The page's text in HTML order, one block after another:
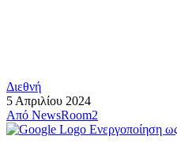
Διεθνή
5 Απριλίου 2024
Από NewsRoom2
Ενεργοποίηση